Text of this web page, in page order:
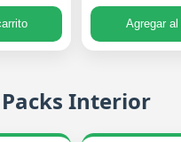
Agregar
Packs Interior